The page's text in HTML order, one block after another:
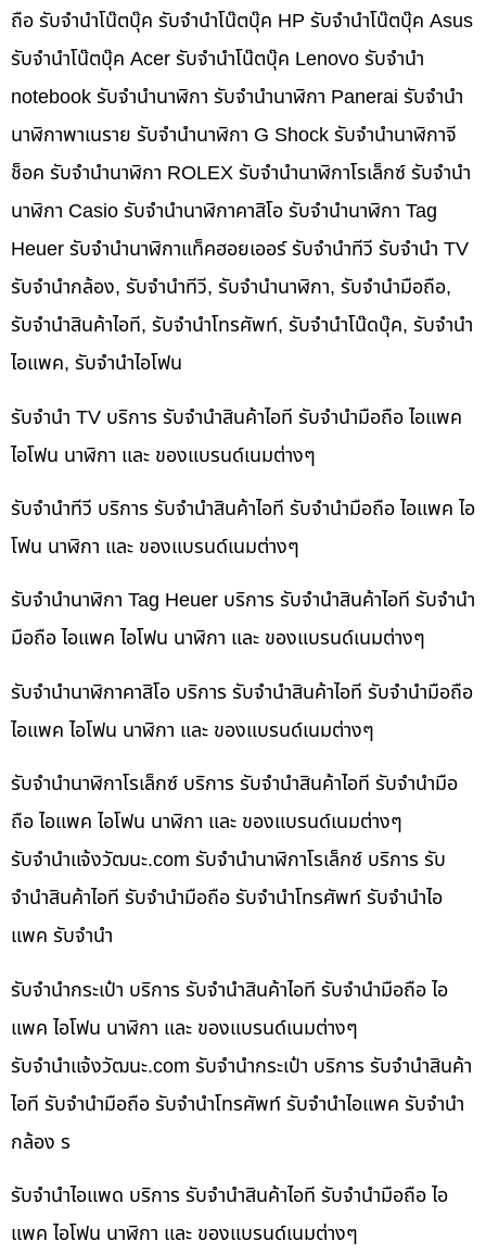
ถือ รับจำนำโน๊ตบุ๊ค รับจำนำโน๊ตบุ๊ค HP รับจำนำโน๊ตบุ๊ค Asus
รับจำนำโน๊ตบุ๊ค Acer รับจำนำโน๊ตบุ๊ค Lenovo รับจำนำ
notebook รับจำนำนาฬิกา รับจำนำนาฬิกา Panerai รับจำนำ
นาฬิกาพาเนราย รับจำนำนาฬิกา G Shock รับจำนำนาฬิกาจี
ช็อค รับจำนำนาฬิกา ROLEX รับจำนำนาฬิกาโรเล็กซ์ รับจำนำ
นาฬิกา Casio รับจำนำนาฬิกาคาสิโอ รับจำนำนาฬิกา Tag
Heuer รับจำนำนาฬิกาแท็คฮอยเออร์ รับจำนำทีวี รับจำนำ TV
รับจำนำกล้อง, รับจำนำทีวี, รับจำนำนาฬิกา, รับจำนำมือถือ,
รับจำนำสินค้าไอที, รับจำนำโทรศัพท์, รับจำนำโน๊ดบุ๊ค, รับจำนำ
ไอแพค, รับจำนำไอโฟน
รับจำนำ TV บริการ รับจำนำสินค้าไอที รับจำนำมือถือ ไอแพค
ไอโฟน นาฬิกา และ ของแบรนด์เนมต่างๆ
รับจำนำทีวี บริการ รับจำนำสินค้าไอที รับจำนำมือถือ ไอแพค ไอ
โฟน นาฬิกา และ ของแบรนด์เนมต่างๆ
รับจำนำนาฬิกา Tag Heuer บริการ รับจำนำสินค้าไอที รับจำนำ
มือถือ ไอแพค ไอโฟน นาฬิกา และ ของแบรนด์เนมต่างๆ
รับจำนำนาฬิกาคาสิโอ บริการ รับจำนำสินค้าไอที รับจำนำมือถือ
ไอแพค ไอโฟน นาฬิกา และ ของแบรนด์เนมต่างๆ
รับจำนำนาฬิกาโรเล็กซ์ บริการ รับจำนำสินค้าไอที รับจำนำมือ
ถือ ไอแพค ไอโฟน นาฬิกา และ ของแบรนด์เนมต่างๆ
รับจํานําแจ้งวัฒนะ.com รับจำนำนาฬิกาโรเล็กซ์ บริการ รับ
จำนำสินค้าไอที รับจำนำมือถือ รับจำนำโทรศัพท์ รับจำนำไอ
แพค รับจำนำ
รับจำนำกระเป๋า บริการ รับจำนำสินค้าไอที รับจำนำมือถือ ไอ
แพค ไอโฟน นาฬิกา และ ของแบรนด์เนมต่างๆ
รับจํานําแจ้งวัฒนะ.com รับจำนำกระเป๋า บริการ รับจำนำสินค้า
ไอที รับจำนำมือถือ รับจำนำโทรศัพท์ รับจำนำไอแพค รับจำนำ
กล้อง ร
รับจำนำไอแพด บริการ รับจำนำสินค้าไอที รับจำนำมือถือ ไอ
แพค ไอโฟน นาฬิกา และ ของแบรนด์เนมต่างๆ